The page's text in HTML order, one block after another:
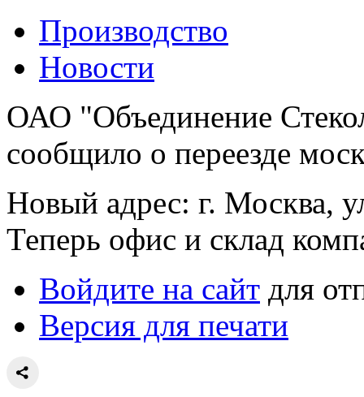
Производство
Новости
ОАО "Объединение
сообщило о переезде
Новый адрес: г. Москва,
Теперь офис и склад
Войдите на сайт для
Версия для печати